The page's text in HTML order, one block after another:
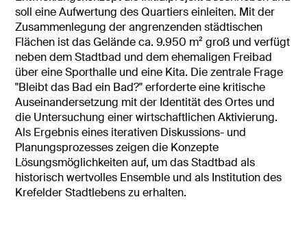
soll eine Aufwertung des Quartiers einleiten. Mit der
Zusammenlegung der angrenzenden städtischen
Flächen ist das Gelände ca. 9.950 m² groß und verfügt
neben dem Stadtbad und dem ehemaligen Freibad
über eine Sporthalle und eine Kita. Die zentrale Frage
"Bleibt das Bad ein Bad?" erforderte eine kritische
Auseinandersetzung mit der Identität des Ortes und
die Untersuchung einer wirtschaftlichen Aktivierung.
Als Ergebnis eines iterativen Diskussions- und
Planungsprozesses zeigen die Konzepte
Lösungsmöglichkeiten auf, um das Stadtbad als
historisch wertvolles Ensemble und als Institution des
Krefelder Stadtlebens zu erhalten.